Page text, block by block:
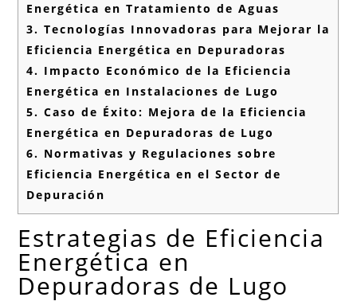
Energética en Tratamiento de Aguas
3. Tecnologías Innovadoras para Mejorar la
Eficiencia Energética en Depuradoras
4. Impacto Económico de la Eficiencia
Energética en Instalaciones de Lugo
5. Caso de Éxito: Mejora de la Eficiencia
Energética en Depuradoras de Lugo
6. Normativas y Regulaciones sobre
Eficiencia Energética en el Sector de
Depuración
Estrategias de Eficiencia
Energética en
Depuradoras de Lugo